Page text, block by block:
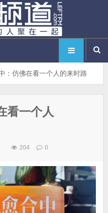
：仿佛在看一个人的来时路
看一个人
204 0